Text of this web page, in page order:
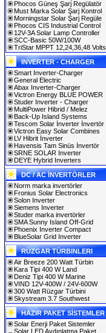
Phocos Güneş Şarj Regülatör
Must Marka Solar Şarj Kontrol
Morningstar Solar Şarj Regüle
Phocos CIS Industrial Control
12V-3A Solar Lamp Controller
SCC-Basic 50W/100W
TriStar MPPT 12,24,36,48 Volts
INVERTER - CHARGER
Smart Inverter-Charger
General Electric
Abax Inverter-Charger
Victron Energy BLUE POWER
Studer Inverter - Charger
MultiPower Hibrid / Melez
Back-Up Island Systems
Tescom Solar İnverter İnvertör
Victron Easy Solar Combines
LV Hibrit İnverter
Havensis Tam Sinüs İnvertör
SRNE SOLAR Inverter
DEYE Hybrid Inverters
DC / AC İNVERTÖRLER
Norm marka invertörler
Fronius Solar Electronics
Solon Inverter
Siemens Inverter
Studer marka invertörler
SMA Sunny Island Off-Grid
Phoenix Inverter Compact
BlueSolar Grid Inverter
RÜZGAR TÜRBINLERI
Air Breeze 200 Watt Türbin
Kara Tipi 400 W Land
Deniz Tipi 400 W Marine
VIND 12V-400W / 24V-600W
300 Watt Rüzgar Türbini
Skystream 3.7 Southwest
HAZIR PAKET SİSTEMLER
Solar Enerji Paket Sistemler
Solar LED Aydınlatma Paket